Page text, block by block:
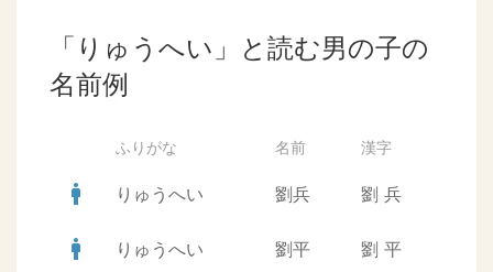
「りゅうへい」と読む男の子の
名前例
ふりがな 名前 漢字
man りゅうへい 劉兵 劉 兵
man りゅうへい 劉平 劉 平